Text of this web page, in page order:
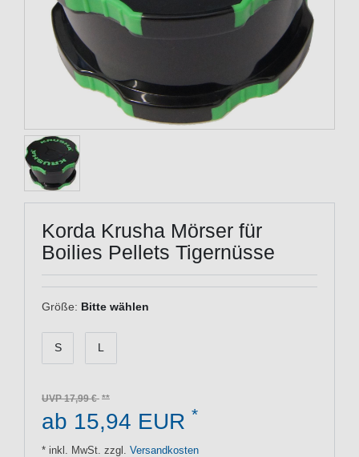
Korda Krusha Mörser für
Boilies Pellets Tigernüsse
Größe: Bitte wählen
S L
UVP 17,99 €
ab 15,94 EUR *
* inkl. MwSt. zzgl. Versandkosten